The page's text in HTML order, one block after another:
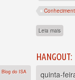
Leia mais
Blog do ISA
quinta-